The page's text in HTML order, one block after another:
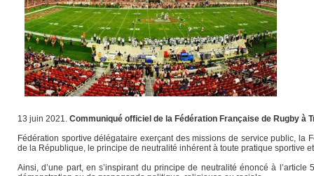
13 juin 2021. Communiqué officiel de la Fédération Française de Rugby à
Fédération sportive délégataire exerçant des missions de service public,
de la République, le principe de neutralité inhérent à toute pratique sportive
Ainsi, d’une part, en s’inspirant du principe de neutralité énoncé à